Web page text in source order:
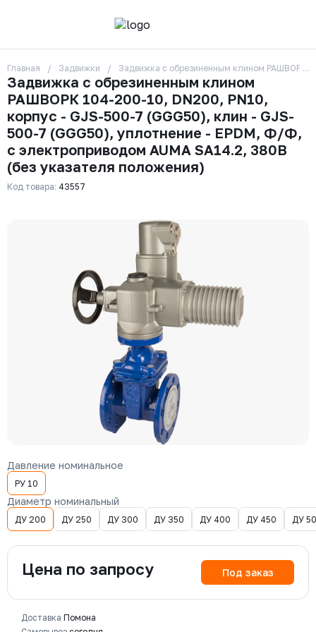
О компании
Контакты
Бренды
Отзывы
Сотрудники
Вакансии
Доставка
Оплата
Вопрос-ответ
+7 (495) 215-24-81
Заказать звонок
zakaz325@ks-rus.com
Email для связи
Одинцово, Внуковская 9, пав. 31
Пункт выдачи заказов
Главная Задвижки Задвижка с обрезиненным клином РАШВОРК
Задвижка с обрезиненным клином
РАШВОРК 104-200-10, DN200, PN10,
корпус - GJS-500-7 (GGG50), клин - GJS-
500-7 (GGG50), уплотнение - EPDM, Ф/Ф,
с электроприводом AUMA SA14.2, 380В
(без указателя положения)
Код товара: 43557
Давление номинальное
РУ 10
Диаметр номинальный
ДУ 200 ДУ 250 ДУ 300 ДУ 350 ДУ 400 ДУ 450 ДУ
Цена по запросу Под заказ
Доставка Помона